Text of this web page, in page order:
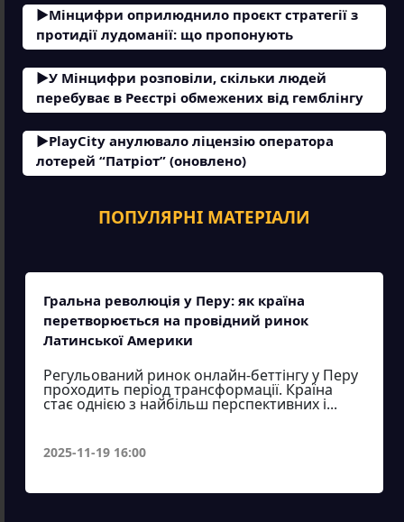
Мінцифри оприлюднило проєкт стратегії з
протидії лудоманії: що пропонують
У Мінцифри розповіли, скільки людей
перебуває в Реєстрі обмежених від гемблінгу
PlayCity анулювало ліцензію оператора
лотерей “Патріот” (оновлено)
ПОПУЛЯРНІ МАТЕРІАЛИ
Гральна революція у Перу: як країна
перетворюється на провідний ринок
Латинської Америки
Регульований ринок онлайн-беттінгу у Перу
проходить період трансформації. Країна
стає однією з найбільш перспективних і...
2025-11-19 16:00